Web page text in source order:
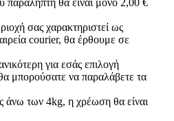
παραλήπτη θα είναι μόνο 2,00 €
σας χαρακτηριστεί ως
courier, θα έρθουμε σε
για εσάς επιλογή
μπορούσατε να παραλάβετε τα
άνω των 4kg, η χρέωση θα είναι